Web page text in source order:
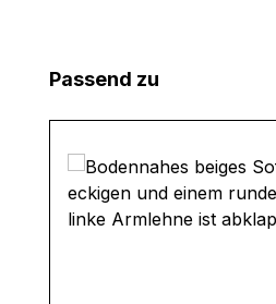
Produktgalerie überspringen
Passend zu